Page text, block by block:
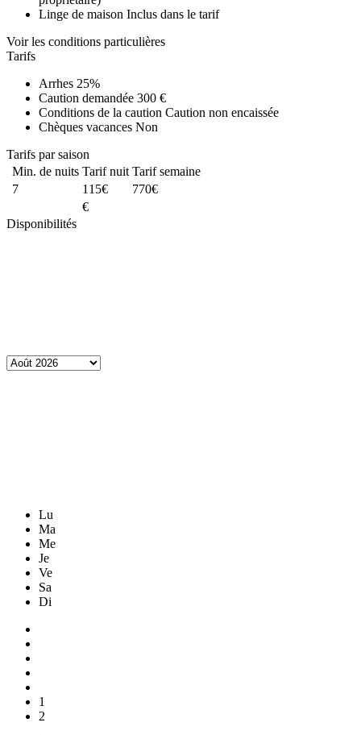
Linge de maison Inclus dans le tarif
Voir les conditions particulières
Tarifs
Arrhes 25%
Caution demandée 300 €
Conditions de la caution Caution non encaissée
Chèques vacances Non
Tarifs par saison
Min. de nuits Tarif nuit Tarif semaine
7
115€
770€
€
Disponibilités
Lu
Ma
Me
Je
Ve
Sa
Di
1
2